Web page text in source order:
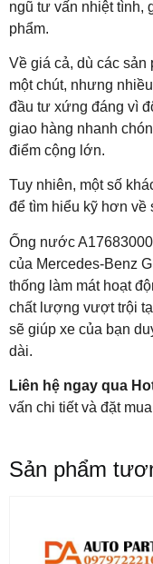
ngũ tư vấn nhiệt tình,
phẩm.
Về giá cả, dù các
một chút, nhưng
đầu tư xứng đáng vì
giao hàng nhanh
điểm cộng lớn.
Tuy nhiên, một số
để tìm hiểu kỹ hơn về
Ống nước
của Mercedes-Benz
thống làm mát hoạt
chất lượng vượt trội
sẽ giúp xe của bạn
dài.
Liên hệ ngay qua
vấn chi tiết và đặt
Sản phẩm